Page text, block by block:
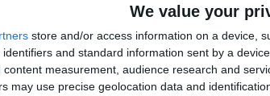
We value your
store and/or access information on a device,
and standard information sent by a
measurement, audience research and
may use precise geolocation data and
3 (100%)
RANKING KILPAILUJEN MUKAAN
Saudi Pro League
Näytä täydellinen ranking